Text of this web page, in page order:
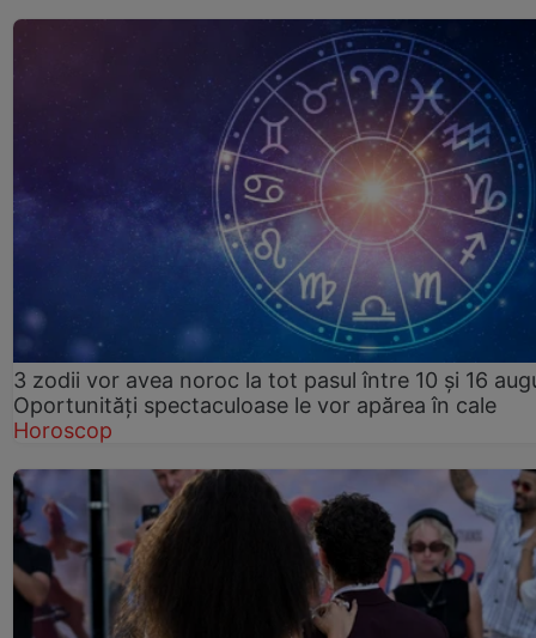
3 zodii vor avea noroc la tot pasul între 10 și 16
Oportunități spectaculoase le vor apărea în cale
Horoscop